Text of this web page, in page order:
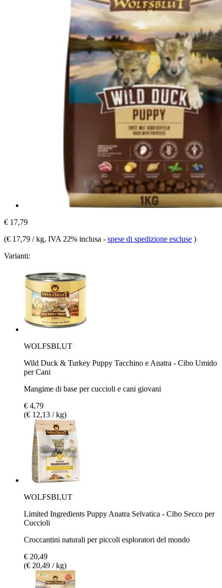
€ 17,79
(€ 17,79 / kg, IVA 22% inclusa - spese di spedizione escluse )
Varianti:
WOLFSBLUT
Wild Duck & Turkey Puppy Tacchino e Anatra - Cibo Umido
per Cani
Mangime di base per cuccioli e cani giovani
€ 4,79
(€ 12,13 / kg)
WOLFSBLUT
Limited Ingredients Puppy Anatra Selvatica - Cibo Secco per
Cuccioli
Croccantini naturali per piccoli esploratori del mondo
€ 20,49
(€ 20,49 / kg)